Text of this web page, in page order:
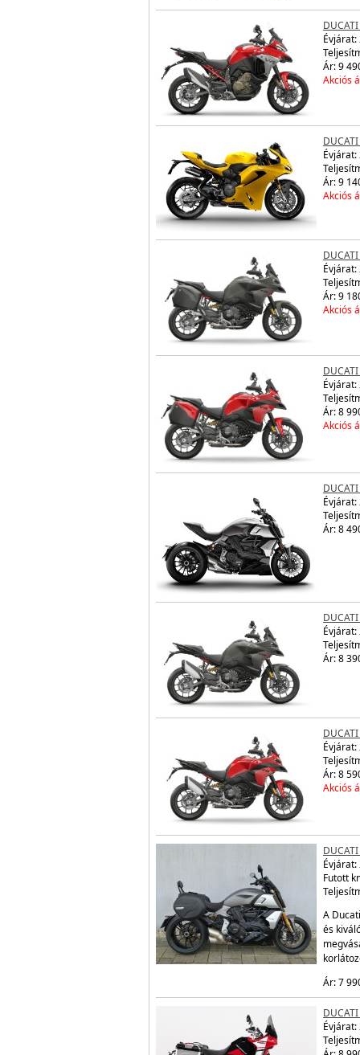
Évjárat:
Ár: 9
Akciós
Évjárat:
Ár: 9
Akciós
Évjárat:
Ár: 9
Akciós
Évjárat:
Ár: 8
Akciós
Évjárat:
Ár: 8
Évjárat:
Ár: 8
Évjárat:
Ár: 8
Akciós
Évjárat:
Futott
A
és
Ár: 7
DUCATI
Évjárat: